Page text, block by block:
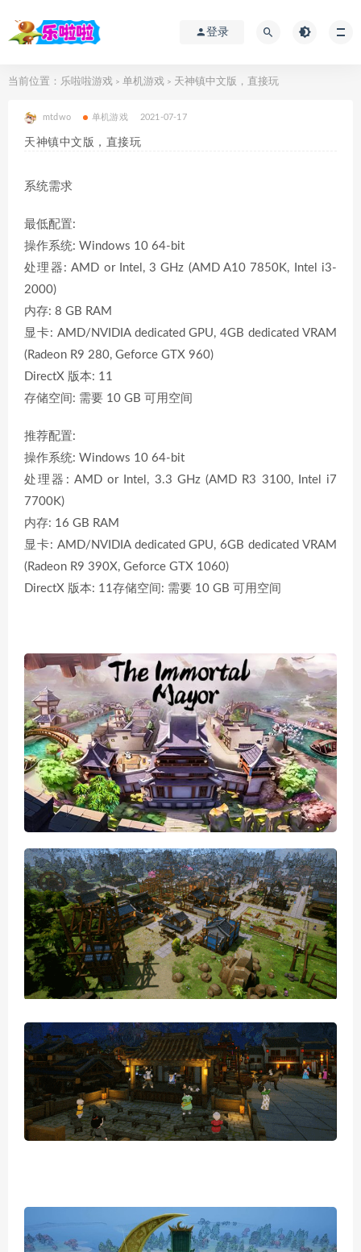
登录
当前位置： 乐啦啦游戏 > 单机游戏 > 天神镇中文版，直接玩
mtdwo 单机游戏 2021-07-17
天神镇中文版，直接玩
系统需求
最低配置:
操作系统: Windows 10 64-bit
处理器: AMD or Intel, 3 GHz (AMD A10 7850K, Intel i3-
2000)
内存: 8 GB RAM
显卡: AMD/NVIDIA dedicated GPU, 4GB dedicated VRAM
(Radeon R9 280, Geforce GTX 960)
DirectX 版本: 11
存储空间: 需要 10 GB 可用空间
推荐配置:
操作系统: Windows 10 64-bit
处理器: AMD or Intel, 3.3 GHz (AMD R3 3100, Intel i7
7700K)
内存: 16 GB RAM
显卡: AMD/NVIDIA dedicated GPU, 6GB dedicated VRAM
(Radeon R9 390X, Geforce GTX 1060)
DirectX 版本: 11存储空间: 需要 10 GB 可用空间